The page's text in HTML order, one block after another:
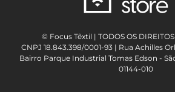
© Focus Têxtil | TODOS OS DIREITOS
CNPJ 18.843.398/0001-93 | Rua Achilles
Bairro Parque Industrial Tomas Edson -
01144-010